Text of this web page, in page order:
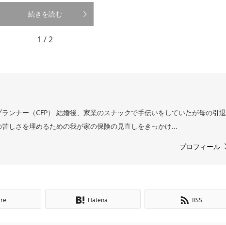
続きを読む
1 / 2
ンナー（CFP） 結婚後、家業のスナックで手伝いをしていたが母の引退
しさを埋めるための我が家の保険の見直しをきっかけ...
プロフィール
Hatena RSS